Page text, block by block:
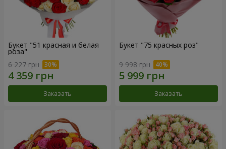
Букет "51 красная и белая
роза"
6 227 грн
Заказать
Букет "75 красных роз"
9 998 грн
Заказать